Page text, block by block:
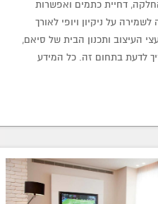
דחיית כתמים ואפשרות
לשמירה על ניקיון ויופי לאורך
העיצוב ותכנון הבית של סיאם,
לדעת בתחום זה. כל המידע